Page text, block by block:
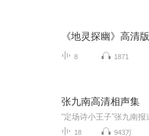
《地灵探幽》高清版
8 1871
张九南高清相声集
18 943万